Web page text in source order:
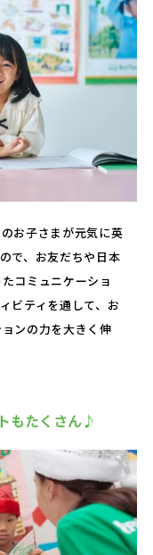
お子さまが元気に英
で、お友だちや日本
コミュニケーショ
ビティを通して、お
ンの力を大きく伸
もたくさん♪